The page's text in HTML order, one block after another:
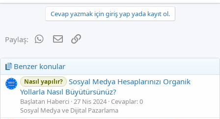
Cevap yazmak için giriş yap yada kayıt ol.
Paylaş: WhatsApp
E-posta
Benzer konular
Nasıl yapılır?
Sosyal Medya Hesaplarınızı Organik
Yollarla Nasıl Büyütürsünüz?
Başlatan Haberci 27 Nis 2024 Cevaplar: 0
Sosyal Medya ve Dijital Pazarlama